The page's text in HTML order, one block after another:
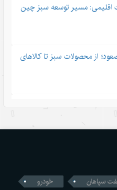
اقلیمی: مسیر توسعه سبز چین
از محصولات سبز تا کالاهای
برای رونق روستاها
هاربین
سپاهان خودرو